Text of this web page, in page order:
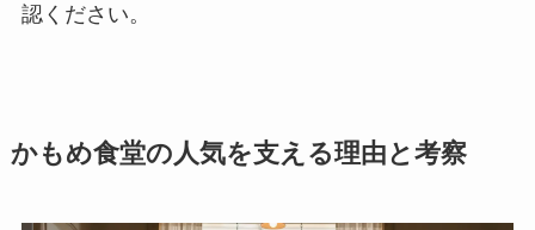
認ください。
かもめ食堂の人気を支える理由と考察